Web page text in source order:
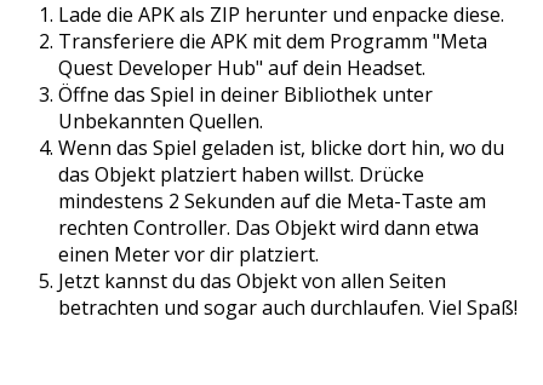
Lade die APK als ZIP herunter und enpacke diese.
Transferiere die APK mit dem Programm "Meta
Quest Developer Hub" auf dein Headset.
Öffne das Spiel in deiner Bibliothek unter
Unbekannten Quellen.
Wenn das Spiel geladen ist, blicke dort hin, wo du
das Objekt platziert haben willst. Drücke
mindestens 2 Sekunden auf die Meta-Taste am
rechten Controller. Das Objekt wird dann etwa
einen Meter vor dir platziert.
Jetzt kannst du das Objekt von allen Seiten
betrachten und sogar auch durchlaufen. Viel Spaß!